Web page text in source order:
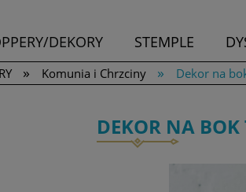
DEKORY STEMPLE
» Komunia i Chrzciny » Dekor na
DEKOR NA